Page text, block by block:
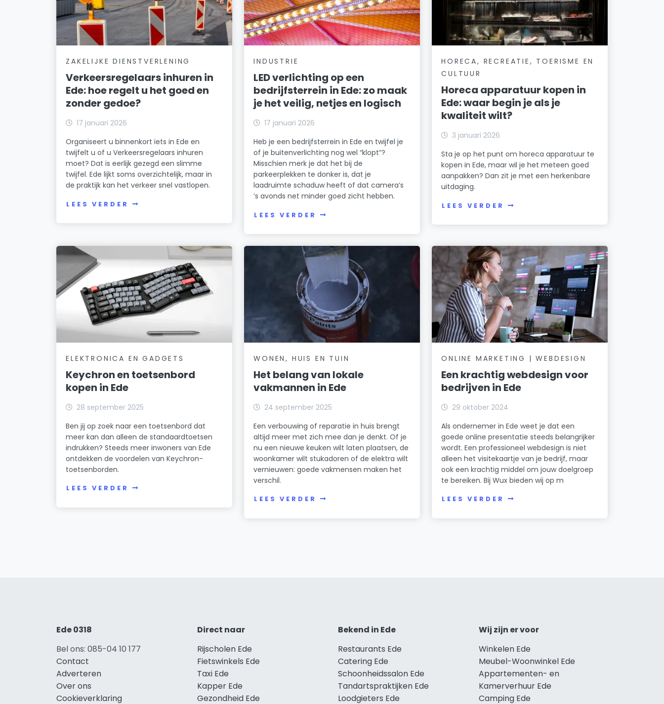
ZAKELIJKE DIENSTVERLENING
Verkeersregelaars inhuren in
Ede: hoe regelt u het goed en
zonder gedoe?
17 januari 2026
Organiseert u binnenkort iets in Ede en
twijfelt u of u Verkeersregelaars inhuren
moet? Dat is eerlijk gezegd een slimme
twijfel. Ede lijkt soms overzichtelijk, maar in
de praktijk kan het verkeer snel vastlopen.
LEES VERDER
INDUSTRIE
LED verlichting op een
bedrijfsterrein in Ede: zo maak
je het veilig, netjes en logisch
17 januari 2026
Heb je een bedrijfsterrein in Ede en twijfel je
of je buitenverlichting nog wel “klopt”?
Misschien merk je dat het bij de
parkeerplekken te donker is, dat je
laadruimte schaduw heeft of dat camera’s
’s avonds net minder goed zicht hebben.
LEES VERDER
HORECA, RECREATIE, TOERISME EN
CULTUUR
Horeca apparatuur kopen in
Ede: waar begin je als je
kwaliteit wilt?
3 januari 2026
Sta je op het punt om horeca apparatuur te
kopen in Ede, maar wil je het meteen goed
aanpakken? Dan zit je met een herkenbare
uitdaging.
LEES VERDER
ELEKTRONICA EN GADGETS
Keychron en toetsenbord
kopen in Ede
28 september 2025
Ben jij op zoek naar een toetsenbord dat
meer kan dan alleen de standaardtoetsen
indrukken? Steeds meer inwoners van Ede
ontdekken de voordelen van Keychron-
toetsenborden.
LEES VERDER
WONEN, HUIS EN TUIN
Het belang van lokale
vakmannen in Ede
24 september 2025
Een verbouwing of reparatie in huis brengt
altijd meer met zich mee dan je denkt. Of je
nu een nieuwe keuken wilt laten plaatsen, de
woonkamer wilt stukadoren of de elektra wilt
vernieuwen: goede vakmensen maken het
verschil.
LEES VERDER
ONLINE MARKETING | WEBDESIGN
Een krachtig webdesign voor
bedrijven in Ede
29 oktober 2024
Als ondernemer in Ede weet je dat een
goede online presentatie steeds belangrijker
wordt. Een professioneel webdesign is niet
alleen het visitekaartje van je bedrijf, maar
ook een krachtig middel om jouw doelgroep
te bereiken. Bij Wux bieden wij op m
LEES VERDER
Ede 0318
Bel ons: 085-04 10 177
Contact
Adverteren
Over ons
Cookieverklaring
Direct naar
Rijscholen Ede
Fietswinkels Ede
Taxi Ede
Kapper Ede
Gezondheid Ede
Bekend in Ede
Restaurants Ede
Catering Ede
Schoonheidssalon Ede
Tandartspraktijken Ede
Loodgieters Ede
Wij zijn er voor
Winkelen Ede
Meubel-Woonwinkel Ede
Appartementen- en
Kamerverhuur Ede
Camping Ede